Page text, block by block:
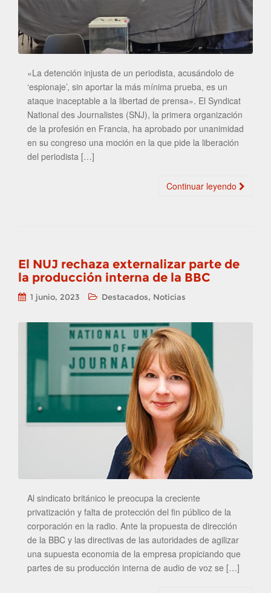
«La detención injusta de un periodista, acusándolo de
‘espionaje’, sin aportar la más mínima prueba, es un
ataque inaceptable a la libertad de prensa». El Syndicat
National des Journalistes (SNJ), la primera organización
de la profesión en Francia, ha aprobado por unanimidad
en su congreso una moción en la que pide la liberación
del periodista […]
Continuar leyendo
El NUJ rechaza externalizar parte de
la producción interna de la BBC
1 junio, 2023 Destacados, Noticias
Al sindicato británico le preocupa la creciente
privatización y falta de protección del fin público de la
corporación en la radio. Ante la propuesta de dirección
de la BBC y las directivas de las autoridades de agilizar
una supuesta economia de la empresa propiciando que
partes de su producción interna de audio de voz se […]